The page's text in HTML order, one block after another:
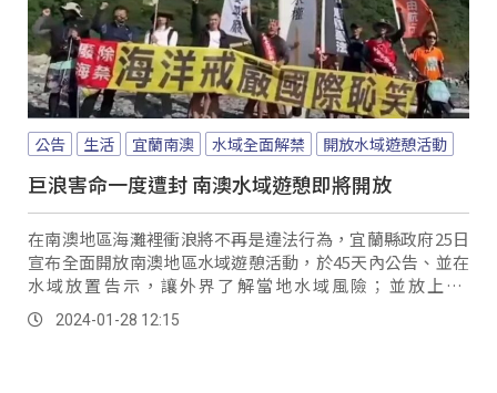
公告 生活 宜蘭南澳 水域全面解禁 開放水域遊憩活動
巨浪害命一度遭封 南澳水域遊憩即將開放
在南澳地區海灘裡衝浪將不再是違法行為，宜蘭縣政府25日
宣布全面開放南澳地區水域遊憩活動，於45天內公告、並在
水域放置告示，讓外界了解當地水域風險；並放上QR
code，讓民眾一掃就可以即時掌握氣象和長浪資訊，降低意
外發生機率。
2024-01-28 12:15